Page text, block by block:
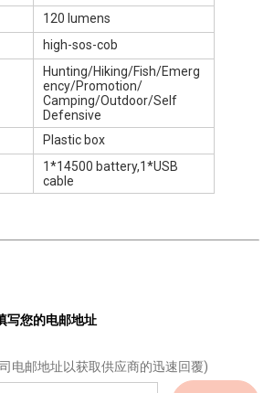
120 lumens
high-sos-cob
Hunting/Hiking/Fish/Emerg
ency/Promotion/
Camping/Outdoor/Self
Defensive
Plastic box
1*14500 battery,1*USB
cable
写您的电邮地址
电邮地址以获取供应商的迅速回覆)